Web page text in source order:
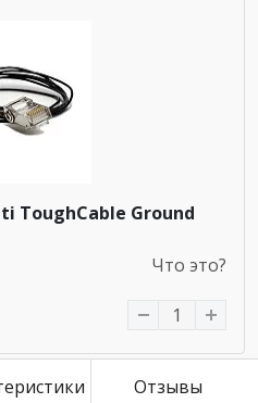
ToughCable Ground
Что это?
Отзывы